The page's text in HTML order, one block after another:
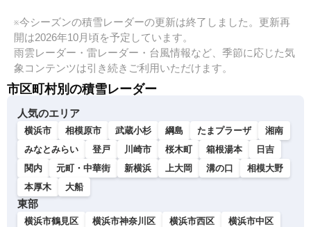
※今シーズンの積雪レーダーの更新は終了しました。更新再
開は2026年10月頃を予定しています。
雨雲レーダー・雷レーダー・台風情報など、季節に応じた気
象コンテンツは引き続きご利用いただけます。
市区町村別の積雪レーダー
人気のエリア
横浜市 相模原市 武蔵小杉 綱島 たまプラーザ
湘南
みなとみらい
登戸 川崎市 桜木町 箱根湯本
日吉
関内
元町・中華街 新横浜 上大岡 溝の口
相模大野
本厚木
大船
東部
横浜市鶴見区 横浜市神奈川区 横浜市西区
横浜市中区